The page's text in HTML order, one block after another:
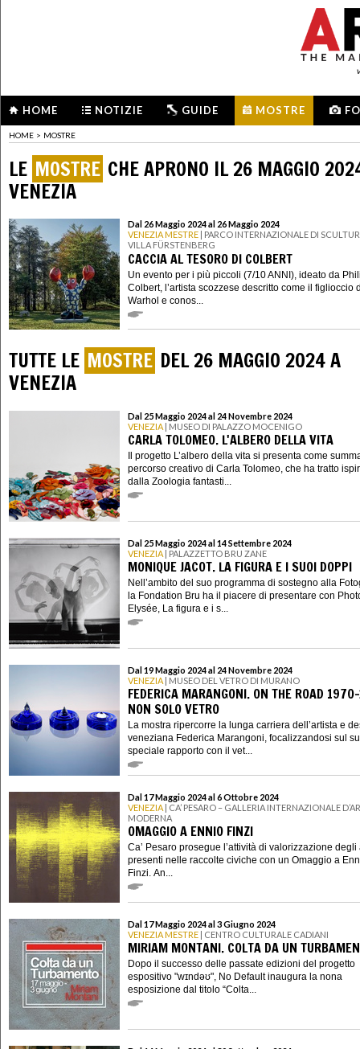
HOME NOTIZIE GUIDE MOSTRE
HOME > MOSTRE
LE MOSTRE CHE APRONO IL 26 MAGGIO
VENEZIA
Dal 26 Maggio 2024 al 26 Maggio 2024
VENEZIA MESTRE | PARCO INTERNAZIONALE DI
VILLA FÜRSTENBERG
CACCIA AL TESORO DI COLBERT
Un evento per i più piccoli (7/10 ANNI), ideato da
Colbert, l’artista scozzese descritto come il figlioccio
Warhol e conos...
TUTTE LE MOSTRE DEL 26 MAGGIO 2024 A
VENEZIA
Dal 25 Maggio 2024 al 24 Novembre 2024
VENEZIA | MUSEO DI PALAZZO MOCENIGO
CARLA TOLOMEO. L'ALBERO DELLA VITA
Il progetto L’albero della vita si presenta come
percorso creativo di Carla Tolomeo, che ha tratto
dalla Zoologia fantasti...
Dal 25 Maggio 2024 al 14 Settembre 2024
VENEZIA | PALAZZETTO BRU ZANE
MONIQUE JACOT. LA FIGURA E I SUOI DOPPI
Nell’ambito del suo programma di sostegno alla
la Fondation Bru ha il piacere di presentare con
Elysée, La figura e i s...
Dal 19 Maggio 2024 al 24 Novembre 2024
VENEZIA | MUSEO DEL VETRO DI MURANO
FEDERICA MARANGONI. ON THE ROAD
NON SOLO VETRO
La mostra ripercorre la lunga carriera dell’artista e
veneziana Federica Marangoni, focalizzandosi sul
speciale rapporto con il vet...
Dal 17 Maggio 2024 al 6 Ottobre 2024
VENEZIA | CA’ PESARO – GALLERIA INTERNAZIONALE
MODERNA
OMAGGIO A ENNIO FINZI
Ca’ Pesaro prosegue l’attività di valorizzazione degli
presenti nelle raccolte civiche con un Omaggio a
Finzi. An...
Dal 17 Maggio 2024 al 3 Giugno 2024
VENEZIA MESTRE | CENTRO CULTURALE CADIANI
MIRIAM MONTANI. COLTA DA UN
Dopo il successo delle passate edizioni del progetto
espositivo "wɪndǝʊ", No Default inaugura la nona
esposizione dal titolo “Colta...